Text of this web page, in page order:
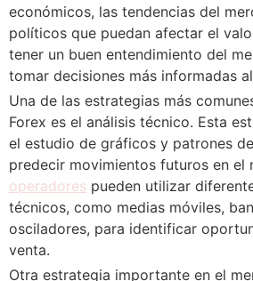
económicos, las tendencias del
políticos que puedan afectar el
tener un buen entendimiento del
tomar decisiones más informadas
Una de las estrategias más
Forex es el análisis técnico. Esta
el estudio de gráficos y patrones
predecir movimientos futuros en el
operadores pueden utilizar
técnicos, como medias móviles,
osciladores, para identificar
venta.
Otra estrategia importante en el